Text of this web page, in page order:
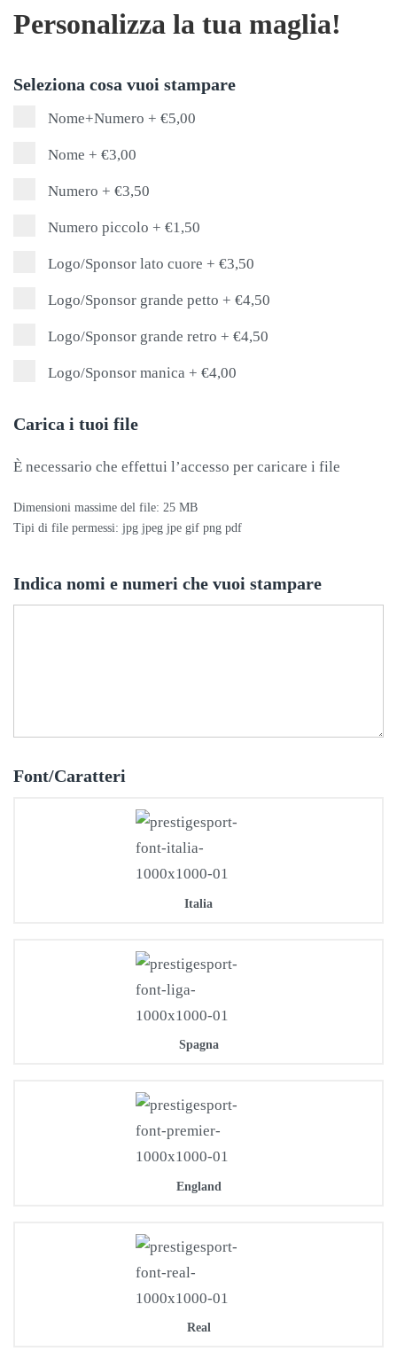
Personalizza la tua maglia!
Seleziona cosa vuoi stampare
Nome+Numero + €5,00
Nome + €3,00
Numero + €3,50
Numero piccolo + €1,50
Logo/Sponsor lato cuore + €3,50
Logo/Sponsor grande petto + €4,50
Logo/Sponsor grande retro + €4,50
Logo/Sponsor manica + €4,00
Carica i tuoi file
È necessario che effettui l’accesso per caricare i file
Dimensioni massime del file: 25 MB
Tipi di file permessi: jpg jpeg jpe gif png pdf
Indica nomi e numeri che vuoi stampare
Font/Caratteri
Italia
Spagna
England
Real